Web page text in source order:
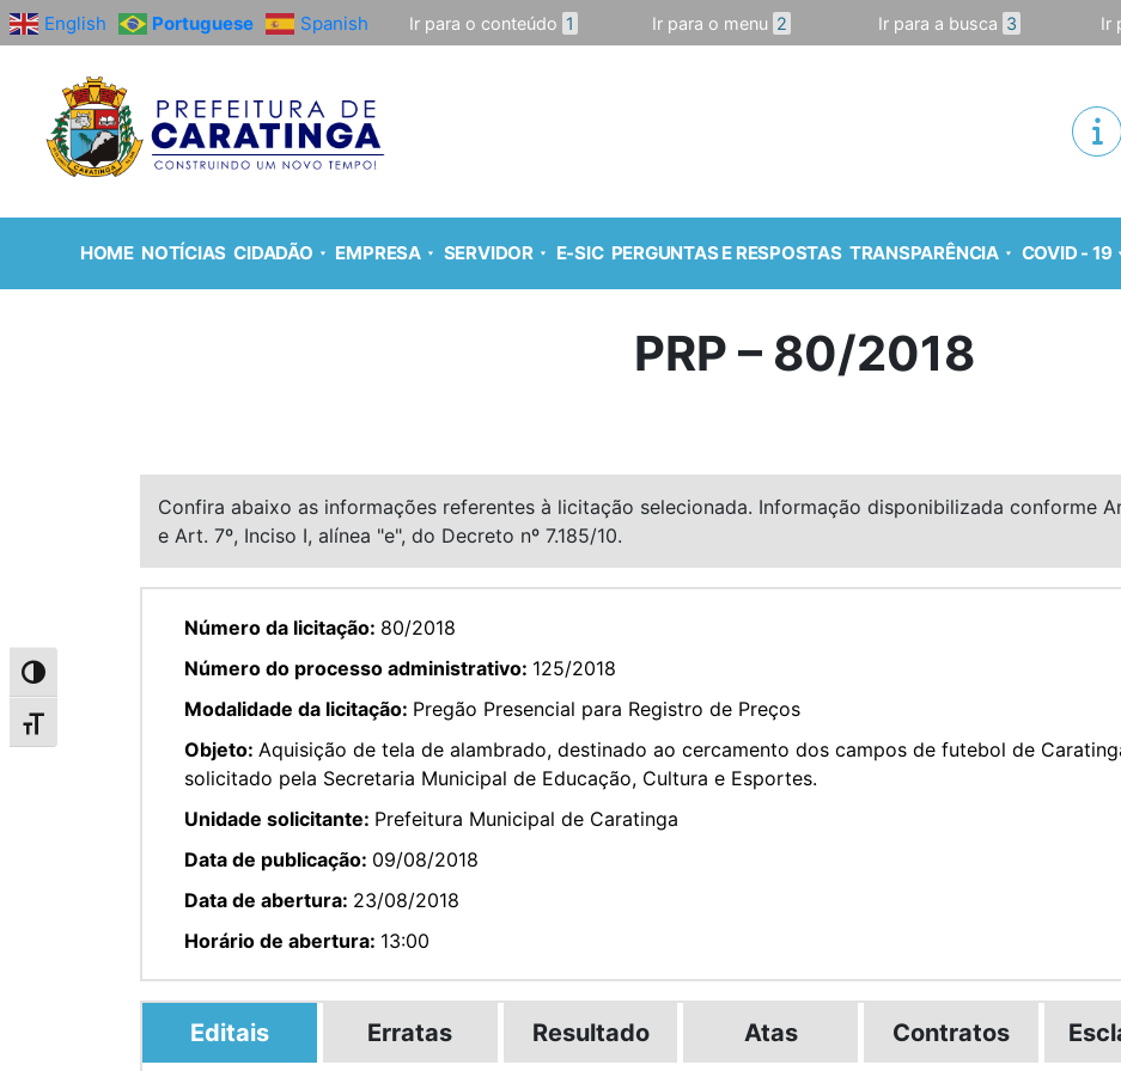
Alternar alto contraste
Alternar tamanho da fonte
English Portuguese Spanish Ir para o conteúdo 1 Ir para o menu 2 Ir para a busca 3 Ir
HOME NOTÍCIAS CIDADÃO EMPRESA SERVIDOR E-SIC PERGUNTAS E RESPOSTAS TRANSPARÊNCIA COVID - 19
PRP – 80/2018
Confira abaixo as informações referentes à licitação selecionada. Informação disponibilizada conforme
e Art. 7º, Inciso I, alínea "e", do Decreto nº 7.185/10.
Número da licitação: 80/2018
Número do processo administrativo: 125/2018
Modalidade da licitação: Pregão Presencial para Registro de Preços
Objeto: Aquisição de tela de alambrado, destinado ao cercamento dos campos de futebol de
solicitado pela Secretaria Municipal de Educação, Cultura e Esportes.
Unidade solicitante: Prefeitura Municipal de Caratinga
Data de publicação: 09/08/2018
Data de abertura: 23/08/2018
Horário de abertura: 13:00
Editais Erratas Resultado Atas Contratos